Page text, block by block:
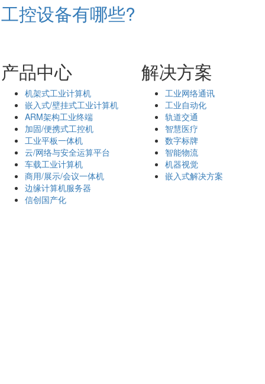
工控设备有哪些?
产品中心
机架式工业计算机
嵌入式/壁挂式工业计算机
ARM架构工业终端
加固/便携式工控机
工业平板一体机
云/网络与安全运算平台
车载工业计算机
商用/展示/会议一体机
边缘计算机服务器
信创国产化
解决方案
工业网络通讯
工业自动化
轨道交通
智慧医疗
数字标牌
智能物流
机器视觉
嵌入式解决方案